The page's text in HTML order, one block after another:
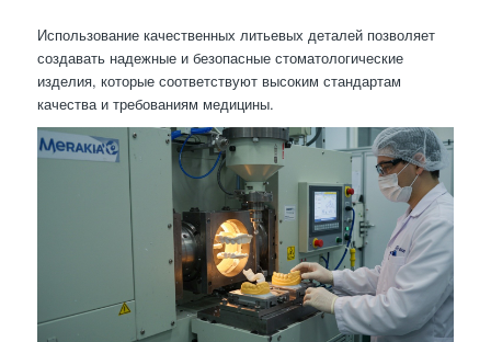
Использование качественных литьевых деталей позволяет
создавать надежные и безопасные стоматологические
изделия, которые соответствуют высоким стандартам
качества и требованиям медицины.